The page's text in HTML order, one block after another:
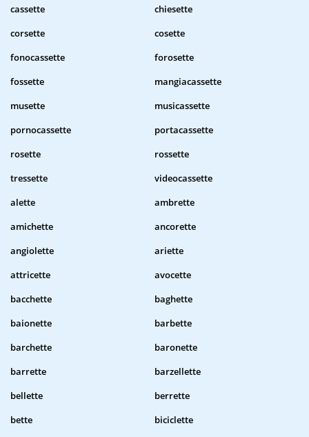
cassette
chiesette
corsette
cosette
fonocassette
forosette
fossette
mangiacassette
musette
musicassette
pornocassette
portacassette
rosette
rossette
tressette
videocassette
alette
ambrette
amichette
ancorette
angiolette
ariette
attricette
avocette
bacchette
baghette
baionette
barbette
barchette
baronette
barrette
barzellette
bellette
berrette
bette
biciclette